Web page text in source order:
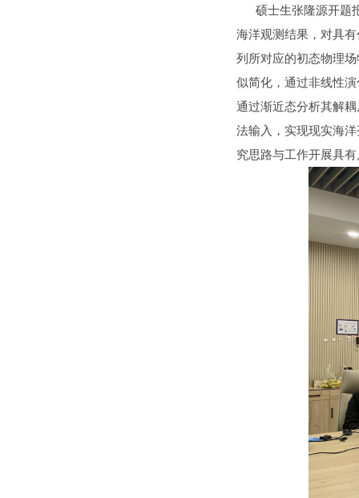
硕士生张隆源开题报
海洋观测结果，对具
列所对应的初态物理
似简化，通过非线性
通过渐近态分析其解
法输入，实现现实海
究思路与工作开展具